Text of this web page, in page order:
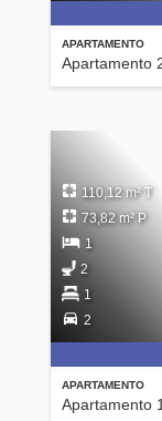
APARTAMENTO
Apartamento
APARTAMENTO
Apartamento
110,12 m² T
73,82 m² P
1
2
1
2